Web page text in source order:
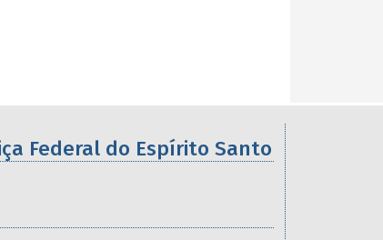
Federal do Espírito Santo